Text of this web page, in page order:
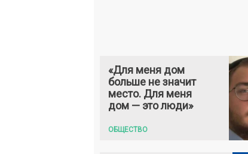
«Для меня дом
больше не значит
место. Для меня
дом — это люди»
ОБЩЕСТВО